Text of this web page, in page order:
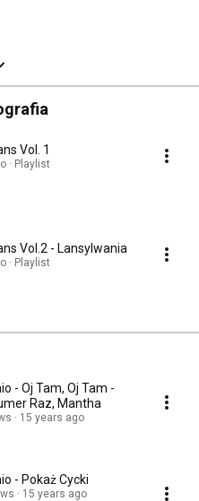
Vol. 1
· Playlist
Vol.2 - Lansylwania
· Playlist
- Oj Tam, Oj Tam -
Raz, Mantha
15 years ago
- Pokaż Cycki
15 years ago